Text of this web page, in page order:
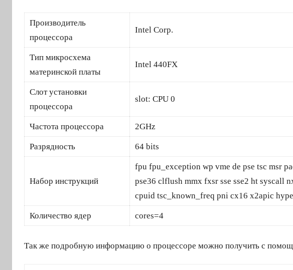
Производитель
процессора
Intel Corp.
Тип микросхема
материнской платы
Intel 440FX
Слот установки
процессора
slot: CPU 0
Частота процессора 2GHz
Разрядность 64 bits
Набор инструкций
fpu fpu_exception wp vme de pse tsc msr
pse36 clflush mmx fxsr sse sse2 ht syscall
cpuid tsc_known_freq pni cx16 x2apic
Количество ядер cores=4
Так же подробную информацию о процессоре можно получить с